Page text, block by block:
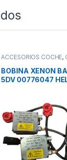
ACCESORIOS COCHE,
BOBINA XENON
5DV 00776047